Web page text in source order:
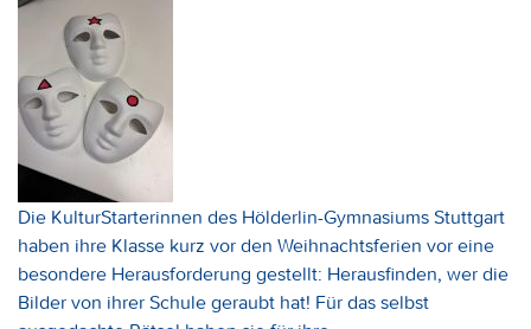
Die KulturStarterinnen des Hölderlin-Gymnasiums Stuttgart
haben ihre Klasse kurz vor den Weihnachtsferien vor eine
besondere Herausforderung gestellt: Herausfinden, wer die
Bilder von ihrer Schule geraubt hat! Für das selbst